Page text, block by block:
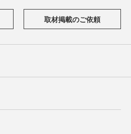
取材掲載のご依頼